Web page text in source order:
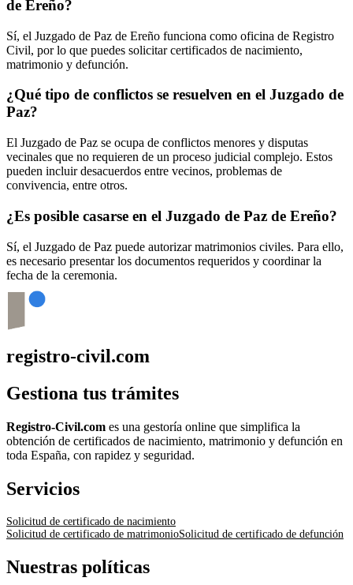
de Ereño?
Sí, el Juzgado de Paz de Ereño funciona como oficina de Registro
Civil, por lo que puedes solicitar certificados de nacimiento,
matrimonio y defunción.
¿Qué tipo de conflictos se resuelven en el Juzgado de
Paz?
El Juzgado de Paz se ocupa de conflictos menores y disputas
vecinales que no requieren de un proceso judicial complejo. Estos
pueden incluir desacuerdos entre vecinos, problemas de
convivencia, entre otros.
¿Es posible casarse en el Juzgado de Paz de Ereño?
Sí, el Juzgado de Paz puede autorizar matrimonios civiles. Para ello,
es necesario presentar los documentos requeridos y coordinar la
fecha de la ceremonia.
registro-civil.com
Gestiona tus trámites
Registro-Civil.com es una gestoría online que simplifica la
obtención de certificados de nacimiento, matrimonio y defunción en
toda España, con rapidez y seguridad.
Servicios
Solicitud de certificado de nacimiento
Solicitud de certificado de matrimonioSolicitud de certificado de defunción
Nuestras políticas